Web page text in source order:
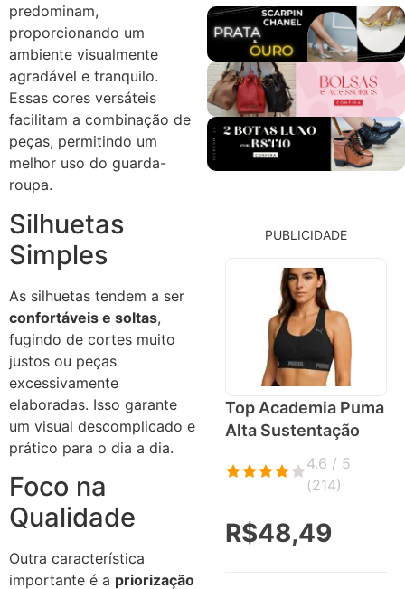
predominam,
proporcionando um
ambiente visualmente
agradável e tranquilo.
Essas cores versáteis
facilitam a combinação de
peças, permitindo um
melhor uso do guarda-
roupa.
Silhuetas
Simples
As silhuetas tendem a ser
confortáveis e soltas,
fugindo de cortes muito
justos ou peças
excessivamente
elaboradas. Isso garante
um visual descomplicado e
prático para o dia a dia.
Foco na
Qualidade
Outra característica
importante é a priorização
PUBLICIDADE
Top Academia Puma
Alta Sustentação
4.6 / 5
(214)
R$48,49